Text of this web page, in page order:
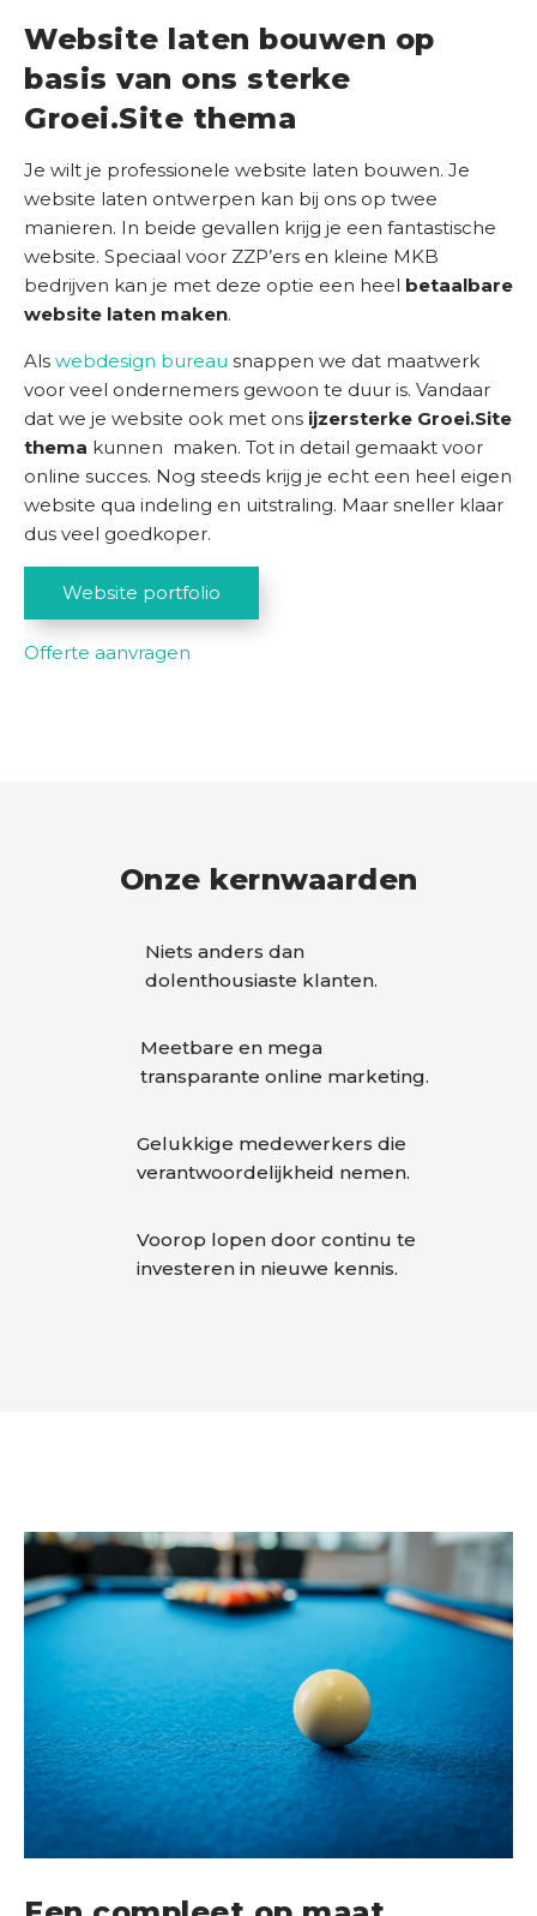
Website laten bouwen op
basis van ons sterke
Groei.Site thema
Je wilt je professionele website laten bouwen. Je
website laten ontwerpen kan bij ons op twee
manieren. In beide gevallen krijg je een fantastische
website. Speciaal voor ZZP’ers en kleine MKB
bedrijven kan je met deze optie een heel betaalbare
website laten maken.
Als webdesign bureau snappen we dat maatwerk
voor veel ondernemers gewoon te duur is. Vandaar
dat we je website ook met ons ijzersterke Groei.Site
thema kunnen maken. Tot in detail gemaakt voor
online succes. Nog steeds krijg je echt een heel eigen
website qua indeling en uitstraling. Maar sneller klaar
dus veel goedkoper.
Website portfolio
Offerte aanvragen
Onze kernwaarden
Niets anders dan
dolenthousiaste klanten.
Meetbare en mega
transparante online marketing.
Gelukkige medewerkers die
verantwoordelijkheid nemen.
Voorop lopen door continu te
investeren in nieuwe kennis.